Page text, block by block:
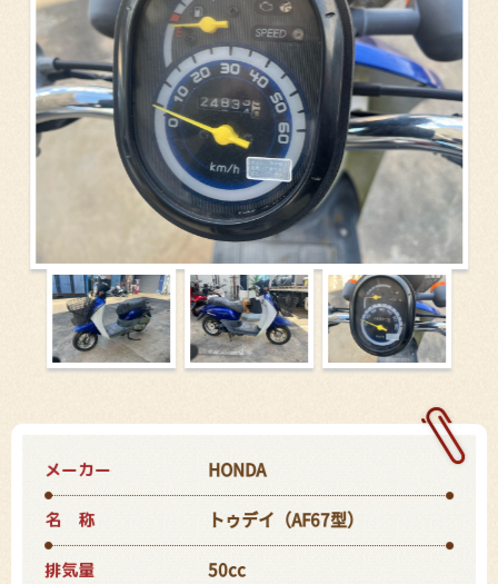
メーカー HONDA
名 称 トゥデイ（AF67型）
排気量 50cc